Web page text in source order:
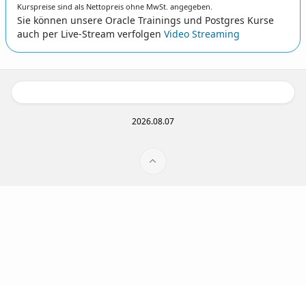
Kurspreise sind als Nettopreis ohne MwSt. angegeben.
Sie können unsere Oracle Trainings und Postgres Kurse
auch per Live-Stream verfolgen Video Streaming
2026.08.07